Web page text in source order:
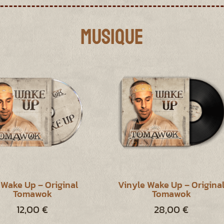
Musique
Up – Original
Tomawok
12,00€
Vinyle Wake Up –
Tomawok
28,00€